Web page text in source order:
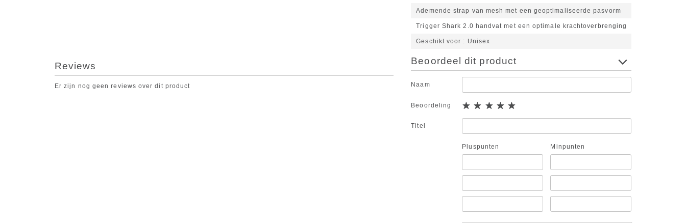
Ademende strap van mesh met een geoptimaliseerde pasvorm
Trigger Shark 2.0 handvat met een optimale krachtoverbrenging
Geschikt voor Unisex
Reviews
Er zijn nog geen reviews over dit product
Beoordeel dit product
Naam
Beoordeling
Titel
Pluspunten Minpunten